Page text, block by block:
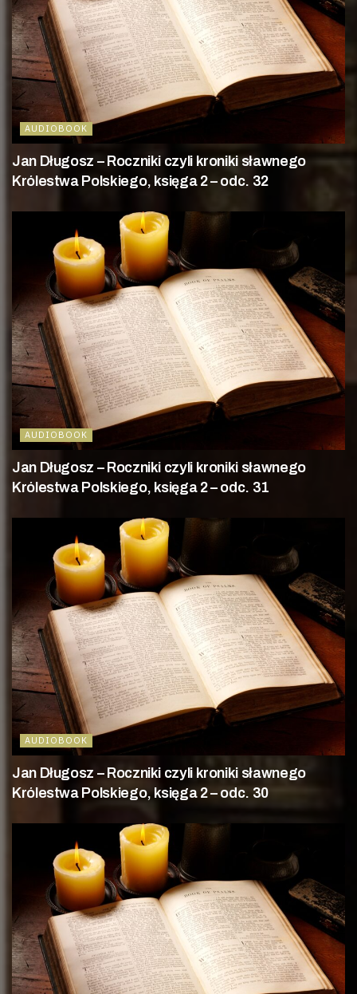
AUDIOBOOK
Jan Długosz – Roczniki czyli kroniki sławnego
Królestwa Polskiego, księga 2 – odc. 32
AUDIOBOOK
Jan Długosz – Roczniki czyli kroniki sławnego
Królestwa Polskiego, księga 2 – odc. 31
AUDIOBOOK
Jan Długosz – Roczniki czyli kroniki sławnego
Królestwa Polskiego, księga 2 – odc. 30